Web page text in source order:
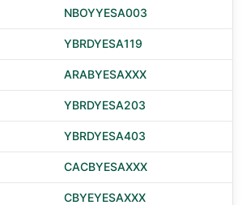
NBOYYESA003
YBRDYESA119
ARABYESAXXX
YBRDYESA203
YBRDYESA403
CACBYESAXXX
CBYEYESAXXX